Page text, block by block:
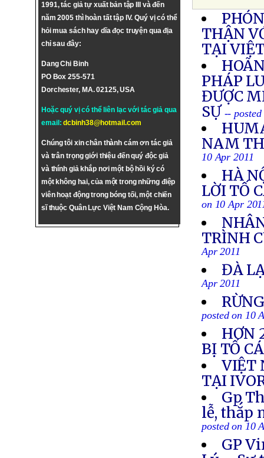
1991, tác giả tự xuất bản tập III và đến
năm 2005 thì hoàn tất tập IV. Quý vị có thể
hỏi mua sách hay dĩa đọc truyện qua địa
chỉ sau đây:
Dang Chi Binh
PO Box 255-571
Dorchester, MA. 02125, USA
Hoặc quý vị có thể liên lạc với tác giả qua
email:dcbinh38@hotmail.com
Chúng tôi xin chân thành cám ơn tác giả
và trân trọng giới thiệu đến quý độc giả
và thính giả khắp nơi một bộ hồi ký có
một không hai, của một trong những điệp
viên hoạt động trong bóng tối, một chiến
sĩ thuộc Quân Lực Việt Nam Cộng Hòa.
THẬN
TẠI
PHÁP
ĐƯỢC
SỰ --
NAM
10 Apr 2011
HÀ
LỜI TỐ
on 10 Apr
TRÌNH
Apr 2011
ĐÀ
Apr 2011
posted on 10
HƠN
BỊ TỐ
VIỆT
TẠI
Gp
lễ, thắp
posted on 10
GP